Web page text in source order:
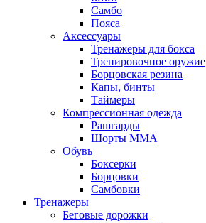
Самбо
Пояса
Аксессуары
Тренажеры для бокса
Тренировочное оружие
Борцовская резина
Капы, бинты
Таймеры
Компрессионная одежда
Рашгарды
Шорты MMA
Обувь
Боксерки
Борцовки
Самбовки
Тренажеры
Беговые дорожки